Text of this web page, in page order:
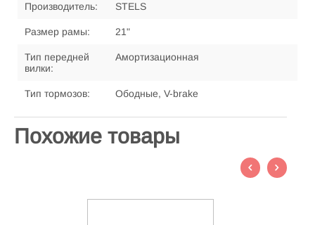
Производитель: STELS
Размер рамы: 21"
Тип передней
вилки:
Амортизационная
Тип тормозов: Ободные, V-brake
Похожие товары